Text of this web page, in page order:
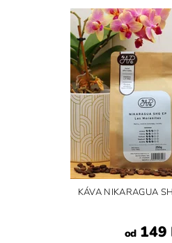
KÁVA NIKARAGUA
od149